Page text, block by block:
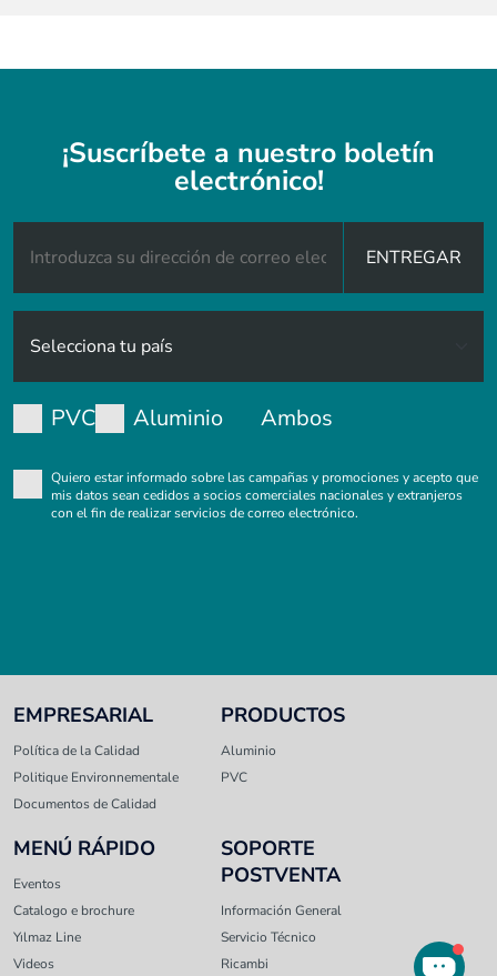
¡Suscríbete a nuestro boletín
electrónico!
ENTREGAR
PVC Aluminio Ambos
Quiero estar informado sobre las campañas y promociones y acepto que
mis datos sean cedidos a socios comerciales nacionales y extranjeros
con el fin de realizar servicios de correo electrónico.
EMPRESARIAL
Política de la Calidad
Politique Environnementale
Documentos de Calidad
PRODUCTOS
Aluminio
PVC
MENÚ RÁPIDO
Eventos
Catalogo e brochure
Yılmaz Line
Videos
SOPORTE
POSTVENTA
Información General
Servicio Técnico
Ricambi